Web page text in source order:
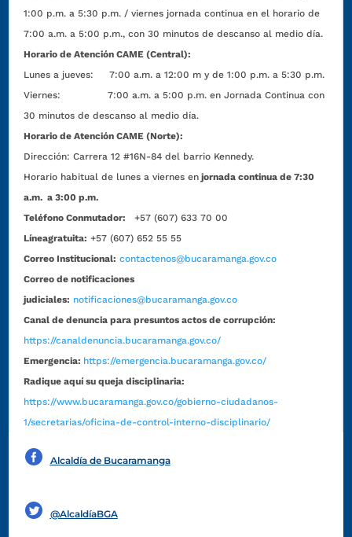
1:00 p.m. a 5:30 p.m. / viernes jornada continua en el horario de
7:00 a.m. a 5:00 p.m., con 30 minutos de descanso al medio día.
Horario de Atención CAME (Central):
Lunes a jueves: 7:00 a.m. a 12:00 m y de 1:00 p.m. a 5:30 p.m.
Viernes: 7:00 a.m. a 5:00 p.m. en Jornada Continua con
30 minutos de descanso al medio día.
Horario de Atención CAME (Norte):
Dirección:Carrera 12 #16N-84 del barrio Kennedy.
Horario habitual de lunes a viernes en jornada continua de 7:30
a.m. a 3:00 p.m.
Teléfono Conmutador:
+57 (607) 633 70 00
Líneagratuita: +57 (607) 652 55 55
Correo Institucional: contactenos@bucaramanga.gov.co
Correo de notificaciones
judiciales: notificaciones@bucaramanga.gov.co
Canal de denuncia para presuntos actos de corrupción:
https://canaldenuncia.bucaramanga.gov.co/
Emergencia: https://emergencia.bucaramanga.gov.co/
Radique aquí su queja disciplinaria:
https://www.bucaramanga.gov.co/gobierno-ciudadanos-
1/secretarias/oficina-de-control-interno-disciplinario/
Alcaldía de Bucaramanga
@AlcaldíaBGA